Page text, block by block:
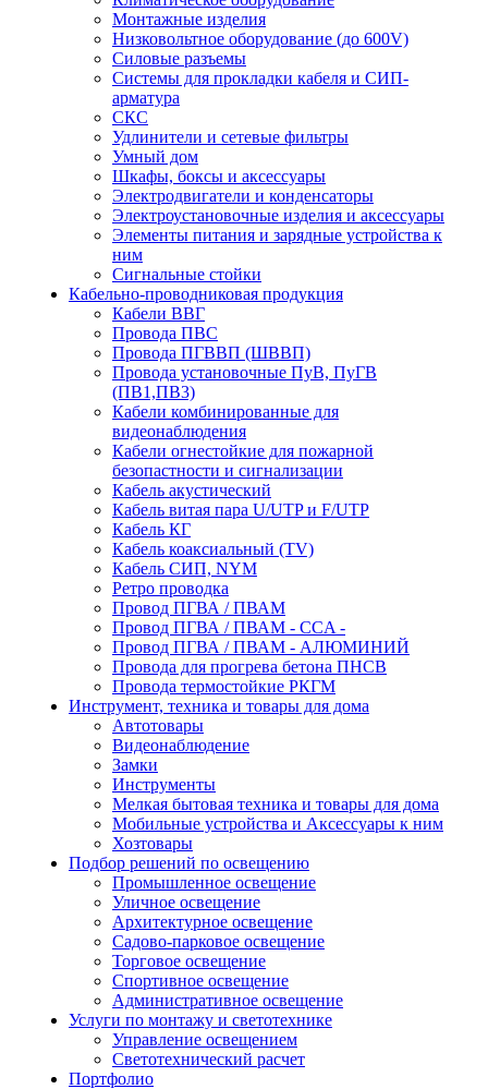
Монтажные изделия
Низковольтное оборудование (до 600V)
Силовые разъемы
Системы для прокладки кабеля и СИП-
арматура
СКС
Удлинители и сетевые фильтры
Умный дом
Шкафы, боксы и аксессуары
Электродвигатели и конденсаторы
Электроустановочные изделия и аксессуары
Элементы питания и зарядные устройства к
ним
Сигнальные стойки
Кабельно-проводниковая продукция
Кабели ВВГ
Провода ПВС
Провода ПГВВП (ШВВП)
Провода установочные ПуВ, ПуГВ
(ПВ1,ПВ3)
Кабели комбинированные для
видеонаблюдения
Кабели огнестойкие для пожарной
безопастности и сигнализации
Кабель акустический
Кабель витая пара U/UTP и F/UTP
Кабель КГ
Кабель коаксиальный (TV)
Кабель СИП, NYM
Ретро проводка
Провод ПГВА / ПВАМ
Провод ПГВА / ПВАМ - CCA -
Провод ПГВА / ПВАМ - АЛЮМИНИЙ
Провода для прогрева бетона ПНСВ
Провода термостойкие РКГМ
Инструмент, техника и товары для дома
Автотовары
Видеонаблюдение
Замки
Инструменты
Мелкая бытовая техника и товары для дома
Мобильные устройства и Аксессуары к ним
Хозтовары
Подбор решений по освещению
Промышленное освещение
Уличное освещение
Архитектурное освещение
Садово-парковое освещение
Торговое освещение
Спортивное освещение
Административное освещение
Услуги по монтажу и светотехнике
Управление освещением
Светотехнический расчет
Портфолио